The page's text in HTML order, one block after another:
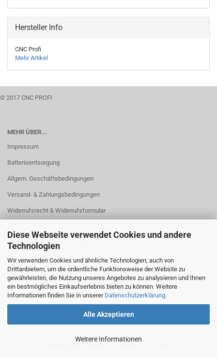
Diese Webseite verwendet Cookies und andere
Technologien
Wir verwenden Cookies und ähnliche Technologien, auch von
Drittanbietern, um die ordentliche Funktionsweise der Website zu
gewährleisten, die Nutzung unseres Angebotes zu analysieren und Ihnen
ein bestmögliches Einkaufserlebnis bieten zu können. Weitere
Informationen finden Sie in unserer Datenschutzerklärung.
Alle Akzeptieren
Weitere Informationen
Hersteller Info
CNC Profi
Mehr Artikel
© 2017 CNC PROFI
MEHR ÜBER...
Impressum
Batterieentsorgung
Allgem. Geschäftsbedingungen
Versand- & Zahlungsbedingungen
Widerrufsrecht & Widerrufsformular
Privatsphäre und Datenschutz
Cookie Einstellungen